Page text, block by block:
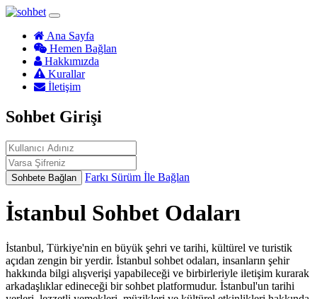
Ana Sayfa
Hemen Bağlan
Hakkımızda
Kurallar
İletişim
Sohbet Girişi
Sohbete Bağlan Farkı Sürüm İle Bağlan
İstanbul Sohbet Odaları
İstanbul, Türkiye'nin en büyük şehri ve tarihi, kültürel ve turistik
açıdan zengin bir yerdir. İstanbul sohbet odaları, insanların şehir
hakkında bilgi alışverişi yapabileceği ve birbirleriyle iletişim kurarak
arkadaşlıklar edineceği bir sohbet platformudur. İstanbul'un tarihi